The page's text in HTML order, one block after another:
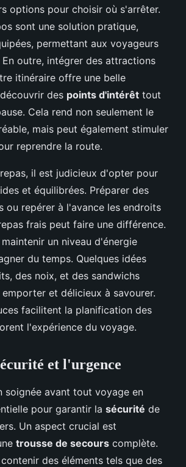
options pour choisir où s'arrêter.
sont une solution pratique,
permettant aux voyageurs
outre, intégrer des attractions
itinéraire offre une belle
des points d'intérêt tout
Cela rend non seulement le
mais peut également stimuler
reprendre la route.
il est judicieux d'opter pour
et équilibrées. Préparer des
ou repérer à l'avance les endroits
frais peut faire une différence.
un niveau d'énergie
du temps. Quelques idées
des noix, et des sandwichs
et délicieux à savourer.
facilitent la planification des
l'expérience du voyage.
et l'urgence
soignée avant tout voyage en
pour garantir la sécurité de
Un aspect crucial est
trousse de secours complète.
des éléments tels que des